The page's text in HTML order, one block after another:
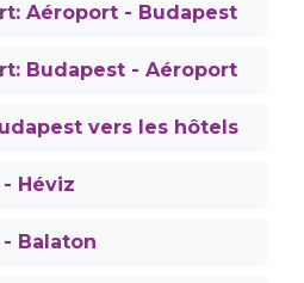
Aéroport - Budapest
Budapest - Aéroport
vers les hôtels
Héviz
Balaton